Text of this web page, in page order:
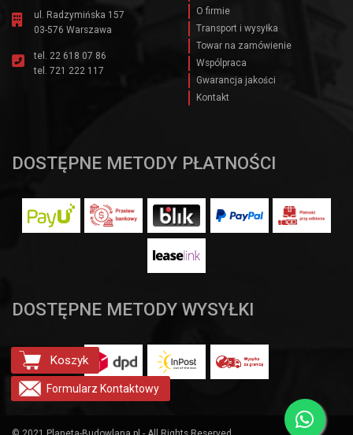
ul. Radzymińska 157
03-576 Warszawa
tel. 22 618 07 86
tel. 721 222 117
O firmie
Transport i wysyłka
Towar na zamówienie
Wspólpraca
Gwarancja jakości
Kontakt
DOSTĘPNE METODY PŁATNOŚCI
DOSTĘPNE METODY WYSYŁKI
Formularz Kontaktowy
Koszyk